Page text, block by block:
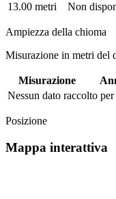
13.00 metri
Non
Ampiezza della chioma
Misurazione in metri del
Misurazione
Nessun dato raccolto
Posizione
Mappa interattiva